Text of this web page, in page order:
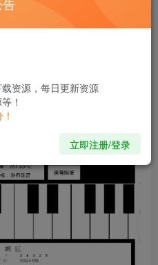
件，让你在手机也可以也做
告
资源，每日更新资源
！
立即注册/登录